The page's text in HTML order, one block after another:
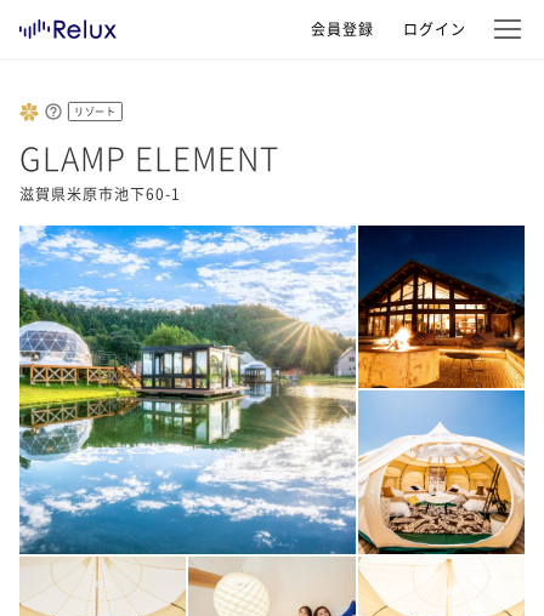
会員登録 ログイン
リゾート
GLAMP ELEMENT
滋賀県米原市池下60-1